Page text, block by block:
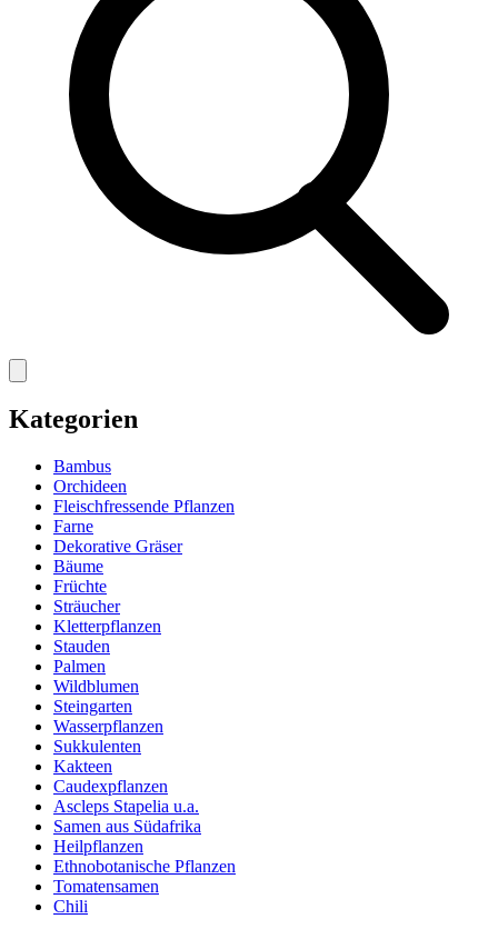
Kategorien
Bambus
Orchideen
Fleischfressende Pflanzen
Farne
Dekorative Gräser
Bäume
Früchte
Sträucher
Kletterpflanzen
Stauden
Palmen
Wildblumen
Steingarten
Wasserpflanzen
Sukkulenten
Kakteen
Caudexpflanzen
Ascleps Stapelia u.a.
Samen aus Südafrika
Heilpflanzen
Ethnobotanische Pflanzen
Tomatensamen
Chili